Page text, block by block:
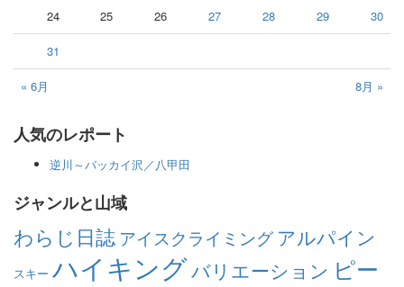
« 6月 8月 »
24 25 26 27 28 29 30
31
人気のレポート
逆川～バッカイ沢／八甲田
ジャンルと山域
わらじ日誌 アイスクライミング アルパイン
スキー ハイキングバリエーション ピー